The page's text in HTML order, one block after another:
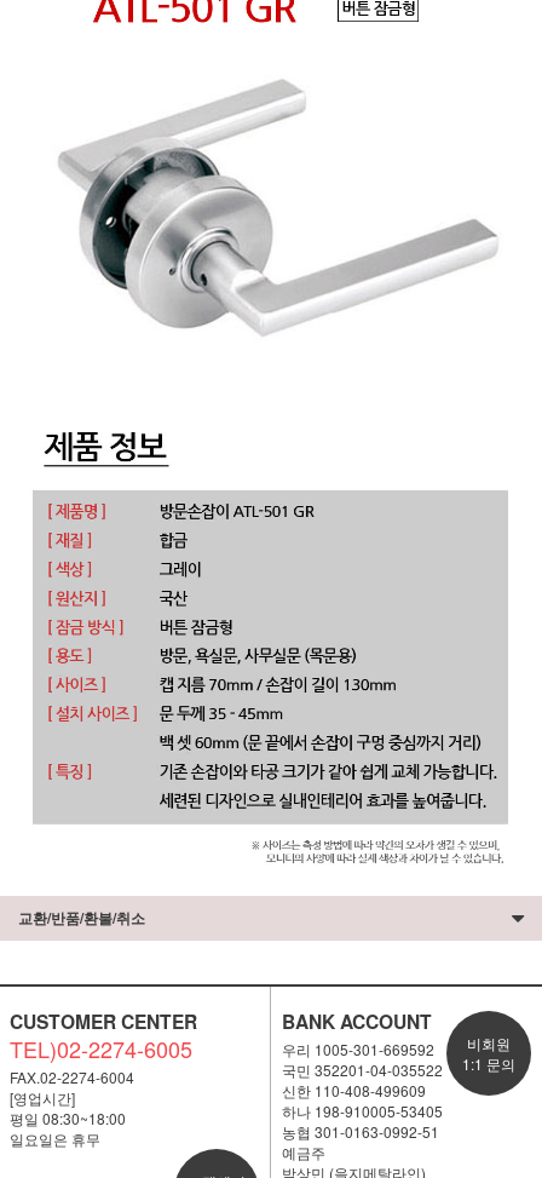
교환/반품/환불/취소
CUSTOMER CENTER
TEL)02-2274-6005
FAX.02-2274-6004
[영업시간]
평일 08:30~18:00
일요일은 휴무
BANK ACCOUNT
우리 1005-301-669592
국민 352201-04-035522
신한 110-408-499609
하나 198-910005-53405
농협 301-0163-0992-51
예금주
박상민 (을지메탈라인)
비회원
1:1 문의